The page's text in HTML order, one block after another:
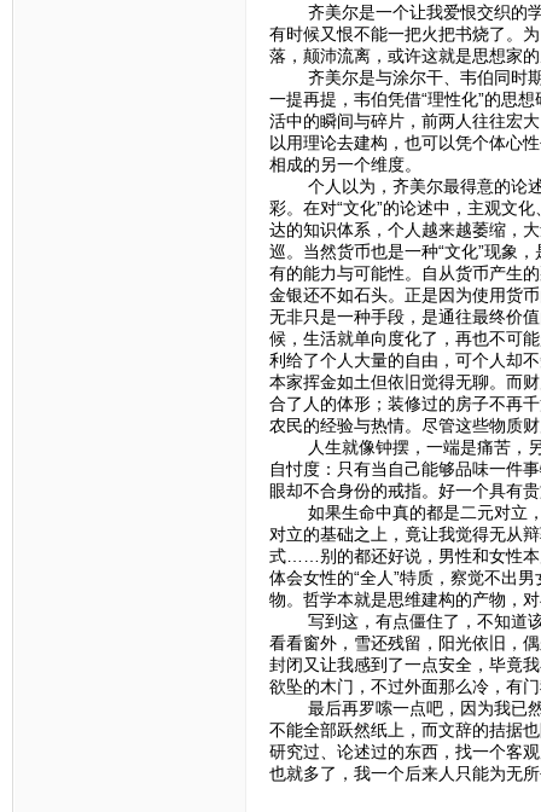
齐美尔是一个让我爱恨交织的学
有时候又恨不能一把火把书烧了。
落，颠沛流离，或许这就是思想家
齐美尔是与涂尔干、韦伯同时期
一提再提，韦伯凭借“理性化”的思
活中的瞬间与碎片，前两人往往宏
以用理论去建构，也可以凭个体心
相成的另一个维度。
个人以为，齐美尔最得意的论述
彩。在对“文化”的论述中，主观文
达的知识体系，个人越来越萎缩，
巡。当然货币也是一种“文化”现象
有的能力与可能性。自从货币产生
金银还不如石头。正是因为使用货
无非只是一种手段，是通往最终价
候，生活就单向度化了，再也不可
利给了个人大量的自由，可个人却
本家挥金如土但依旧觉得无聊。而
合了人的体形；装修过的房子不再
农民的经验与热情。尽管这些物质
人生就像钟摆，一端是痛苦，另
自忖度：只有当自己能够品味一件
眼却不合身份的戒指。好一个具有
如果生命中真的都是二元对立，
对立的基础之上，竟让我觉得无从
式……别的都还好说，男性和女性本
体会女性的“全人”特质，察觉不出
物。哲学本就是思维建构的产物，
写到这，有点僵住了，不知道该
看看窗外，雪还残留，阳光依旧，
封闭又让我感到了一点安全，毕竟
欲坠的木门，不过外面那么冷，有
最后再罗嗦一点吧，因为我已然
不能全部跃然纸上，而文辞的拮据
研究过、论述过的东西，找一个客
也就多了，我一个后来人只能为无